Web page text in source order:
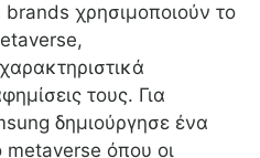
χρησιμοποιούν το
τους. Για
δημιούργησε ένα
metaverse όπου οι